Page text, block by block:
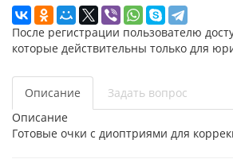
После регистрации пользователю
которые действительны только для
Описание
Задать вопрос
Описание
Готовые очки с диоптриями для